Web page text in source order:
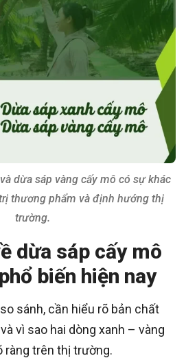
dừa sáp vàng cấy mô có sự khác
thương phẩm và định hướng thị
trường.
dừa sáp cấy mô
biến hiện nay
sánh, cần hiểu rõ bản chất
vì sao hai dòng xanh – vàng
ràng trên thị trường.